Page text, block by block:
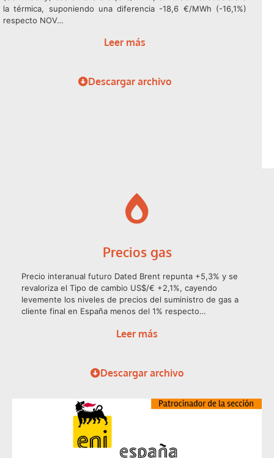
la térmica, suponiendo una diferencia -18,6 €/MWh (-16,1%)
respecto NOV…
Leer más
Descargar archivo
Precios gas
Precio interanual futuro Dated Brent repunta +5,3% y se
revaloriza el Tipo de cambio US$/€ +2,1%, cayendo
levemente los niveles de precios del suministro de gas a
cliente final en España menos del 1% respecto…
Leer más
Descargar archivo